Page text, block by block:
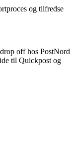
og tilfredse
off hos PostNord
til Quickpost og